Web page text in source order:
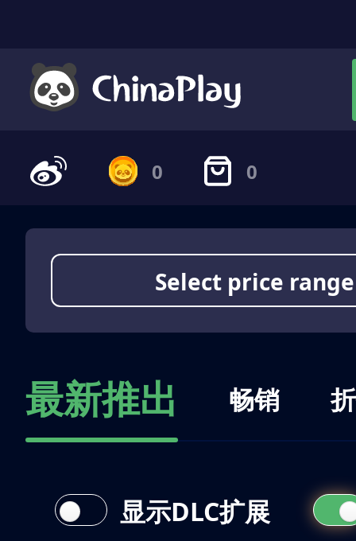
0 0
Select price range
最新推出 畅销
显示DLC扩展